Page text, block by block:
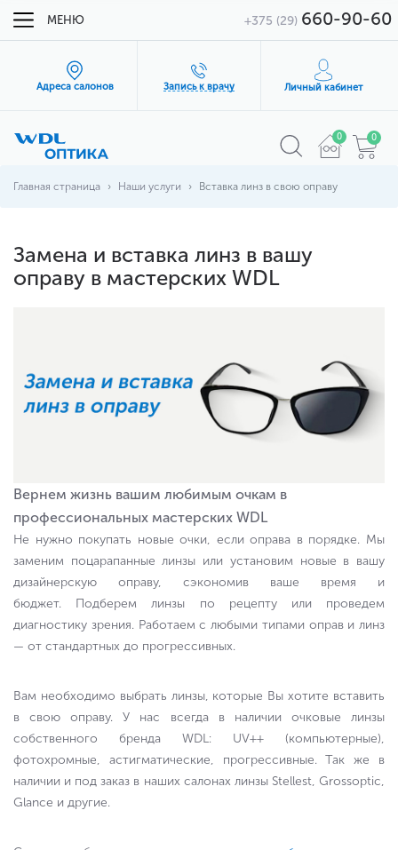
МЕНЮ +375 (29) 660-90-60
Адреса салонов Запись к врачу Личный кабинет
0 0
Главная страница Наши услуги Вставка линз в свою оправу
Замена и вставка линз в вашу
оправу в мастерских WDL
Вернем жизнь вашим любимым очкам в
профессиональных мастерских WDL
Не нужно покупать новые очки, если оправа в порядке. Мы
заменим поцарапанные линзы или установим новые в вашу
дизайнерскую оправу, сэкономив ваше время и
бюджет. Подберем линзы по рецепту или проведем
диагностику зрения. Работаем с любыми типами оправ и линз
— от стандартных до прогрессивных.
Вам необходимо выбрать линзы, которые Вы хотите вставить
в свою оправу. У нас всегда в наличии очковые линзы
собственного бренда WDL: UV++ (компьютерные),
фотохромные, астигматические, прогрессивные. Так же в
наличии и под заказ в наших салонах линзы Stellest, Grossoptic,
Glance и другие.